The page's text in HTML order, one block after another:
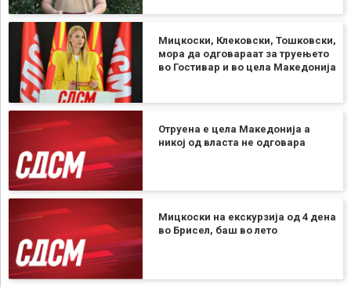
Мицкоски, Клековски, Тошковски,
мора да одговараат за труењето
во Гостивар и во цела Македонија
Отруена е цела Македонија а
никој од власта не одговара
Мицкоски на екскурзија од 4 дена
во Брисел, баш во лето